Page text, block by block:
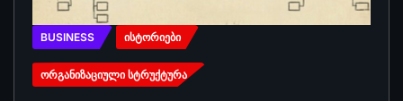
BUSINESS ᲘᲡᲢᲝᲠᲘᲔᲑᲘ
ᲝᲠᲒᲐᲜᲘᲖᲐᲪᲘᲣᲚᲘ ᲡᲢᲠᲣᲥᲢᲣᲠᲐ